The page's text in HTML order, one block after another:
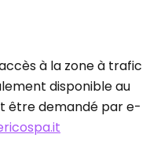
à la zone à trafic
disponible au
être demandé par e-